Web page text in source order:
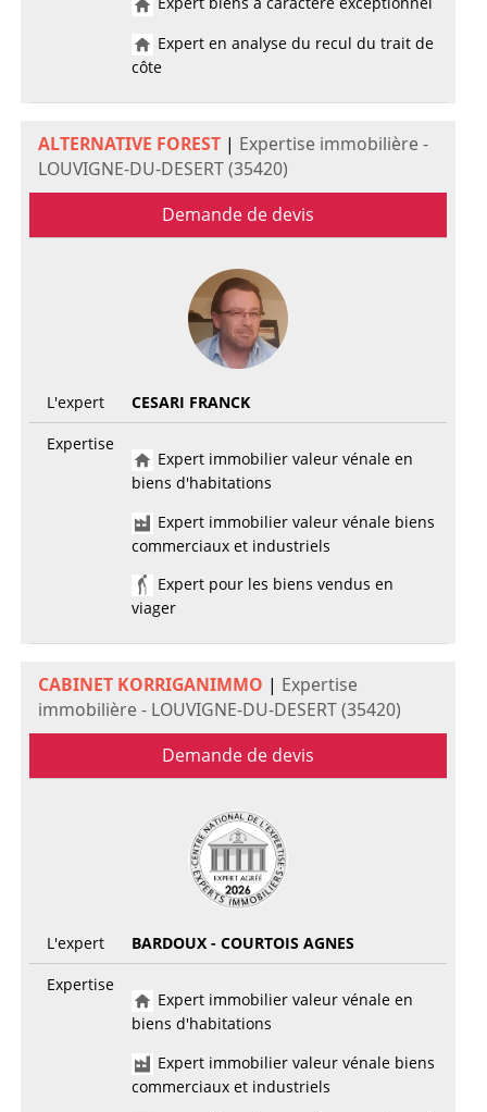
Expert en analyse du recul du trait de
côte
ALTERNATIVE FOREST| Expertise immobilière -
LOUVIGNE-DU-DESERT (35420)
Demande de devis
L'expert
CESARI FRANCK
Expertise
Expert immobilier valeur vénale en
biens d'habitations
Expert immobilier valeur vénale biens
commerciaux et industriels
Expert pour les biens vendus en
viager
CABINET KORRIGANIMMO | Expertise
immobilière - LOUVIGNE-DU-DESERT (35420)
Demande de devis
L'expert
BARDOUX - COURTOIS AGNES
Expertise
Expert immobilier valeur vénale en
biens d'habitations
Expert immobilier valeur vénale biens
commerciaux et industriels